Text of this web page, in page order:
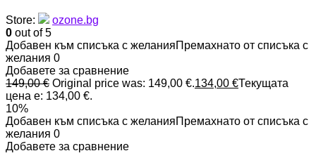
Store:
ozone.bg
0 out of 5
Добавен към списъка с желанияПремахнато от списъка с
желания 0
Добавете за сравнение
149,00€ Original price was: 149,00 €.134,00 €Текущата
цена е: 134,00 €.
10%
Добавен към списъка с желанияПремахнато от списъка с
желания 0
Добавете за сравнение